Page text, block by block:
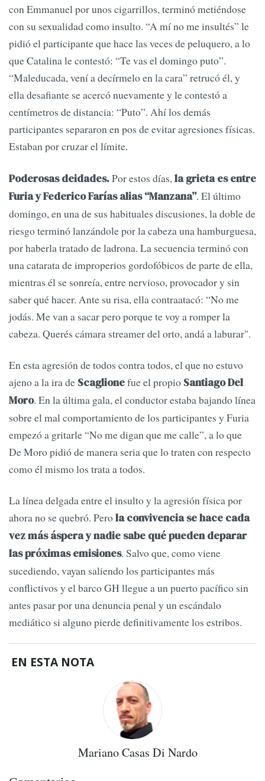
con Emmanuel por unos cigarrillos, terminó metiéndose
con su sexualidad como insulto. “A mí no me insultés” le
pidió el participante que hace las veces de peluquero, a lo
que Catalina le contestó: “Te vas el domingo puto”.
“Maleducada, vení a decírmelo en la cara” retrucó él, y
ella desafiante se acercó nuevamente y le contestó a
centímetros de distancia: “Puto”. Ahí los demás
participantes separaron en pos de evitar agresiones físicas.
Estaban por cruzar el límite.
Poderosas deidades.Por estos días,la grieta es entre
Furia y Federico Farías alias “Manzana”. El último
domingo, en una de sus habituales discusiones, la doble de
riesgo terminó lanzándole por la cabeza una hamburguesa,
por haberla tratado de ladrona. La secuencia terminó con
una catarata de improperios gordofóbicos de parte de ella,
mientras él se sonreía, entre nervioso, provocador y sin
saber qué hacer. Ante su risa, ella contraatacó: “No me
jodás. Me van a sacar pero porque te voy a romper la
cabeza. Querés cámara streamer del orto, andá a laburar".
En esta agresión de todos contra todos, el que no estuvo
ajeno a la ira de Scaglionefue el propio Santiago Del
Moro. En la última gala, el conductor estaba bajando línea
sobre el mal comportamiento de los participantes y Furia
empezó a gritarle “No me digan que me calle”, a lo que
De Moro pidió de manera seria que lo traten con respecto
como él mismo los trata a todos.
La línea delgada entre el insulto y la agresión física por
ahora no se quebró. Perola convivencia se hace cada
vez más áspera y nadie sabe qué pueden deparar
las próximas emisiones. Salvo que, como viene
sucediendo, vayan saliendo los participantes más
conflictivos y el barco GH llegue a un puerto pacífico sin
antes pasar por una denuncia penal y un escándalo
mediático si alguno pierde definitivamente los estribos.
EN ESTA NOTA
Mariano Casas Di Nardo